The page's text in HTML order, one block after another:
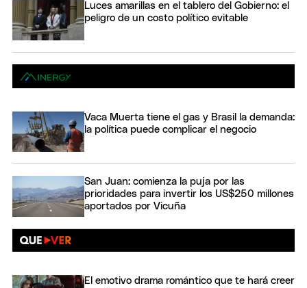
Luces amarillas en el tablero del Gobierno: el
peligro de un costo político evitable
Vaca Muerta tiene el gas y Brasil la demanda:
la política puede complicar el negocio
San Juan: comienza la puja por las
prioridades para invertir los US$250 millones
aportados por Vicuña
El emotivo drama romántico que te hará creer